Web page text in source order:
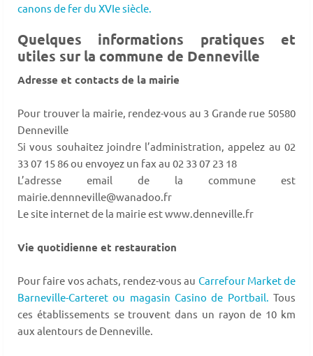
canons de fer du XVIe siècle.
Quelques informations pratiques et
utiles sur la commune de Denneville
Adresse et contacts de la mairie
Pour trouver la mairie, rendez-vous au 3 Grande rue 50580
Denneville
Si vous souhaitez joindre l’administration, appelez au 02
33 07 15 86 ou envoyez un fax au 02 33 07 23 18
L’adresse email de la commune est
mairie.dennneville@wanadoo.fr
Le site internet de la mairie est www.denneville.fr
Vie quotidienne et restauration
Pour faire vos achats, rendez-vous au Carrefour Market de
Barneville-Carteret ou magasin Casino de Portbail. Tous
ces établissements se trouvent dans un rayon de 10 km
aux alentours de Denneville.